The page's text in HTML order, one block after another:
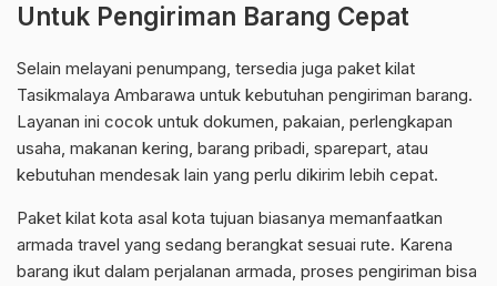
Untuk Pengiriman Barang Cepat
Selain melayani penumpang, tersedia juga paket kilat
Tasikmalaya Ambarawa untuk kebutuhan pengiriman barang.
Layanan ini cocok untuk dokumen, pakaian, perlengkapan
usaha, makanan kering, barang pribadi, sparepart, atau
kebutuhan mendesak lain yang perlu dikirim lebih cepat.
Paket kilat kota asal kota tujuan biasanya memanfaatkan
armada travel yang sedang berangkat sesuai rute. Karena
barang ikut dalam perjalanan armada, proses pengiriman bisa